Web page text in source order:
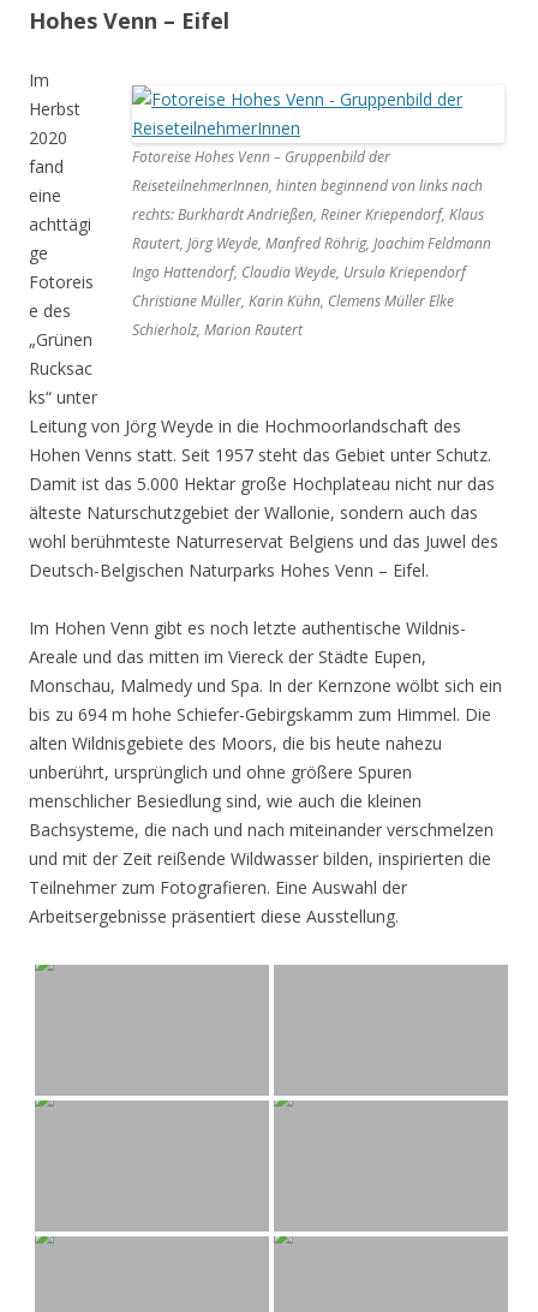
Hohes Venn – Eifel
Fotoreise Hohes Venn – Gruppenbild der
ReiseteilnehmerInnen, hinten beginnend von links nach
rechts: Burkhardt Andrießen, Reiner Kriependorf, Klaus
Rautert, Jörg Weyde, Manfred Röhrig, Joachim Feldmann
Ingo Hattendorf, Claudia Weyde, Ursula Kriependorf
Christiane Müller, Karin Kühn, Clemens Müller Elke
Schierholz, Marion Rautert
Im
Herbst
2020
fand
eine
achttägi
ge
Fotoreis
e des
„Grünen
Rucksac
ks“ unter
Leitung von Jörg Weyde in die Hochmoorlandschaft des
Hohen Venns statt. Seit 1957 steht das Gebiet unter Schutz.
Damit ist das 5.000 Hektar große Hochplateau nicht nur das
älteste Naturschutzgebiet der Wallonie, sondern auch das
wohl berühmteste Naturreservat Belgiens und das Juwel des
Deutsch-Belgischen Naturparks Hohes Venn – Eifel.
Im Hohen Venn gibt es noch letzte authentische Wildnis-
Areale und das mitten im Viereck der Städte Eupen,
Monschau, Malmedy und Spa. In der Kernzone wölbt sich ein
bis zu 694 m hohe Schiefer-Gebirgskamm zum Himmel. Die
alten Wildnisgebiete des Moors, die bis heute nahezu
unberührt, ursprünglich und ohne größere Spuren
menschlicher Besiedlung sind, wie auch die kleinen
Bachsysteme, die nach und nach miteinander verschmelzen
und mit der Zeit reißende Wildwasser bilden, inspirierten die
Teilnehmer zum Fotografieren. Eine Auswahl der
Arbeitsergebnisse präsentiert diese Ausstellung.